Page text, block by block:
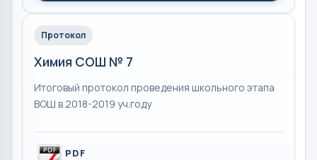
Протокол
Химия СОШ № 7
Итоговый протокол проведения школьного этапа
ВОШ в 2018-2019 уч.году
PDF